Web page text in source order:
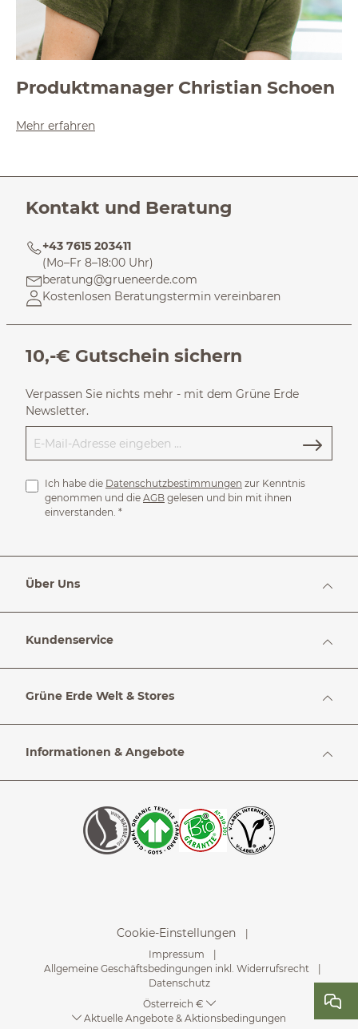
Produktmanager Christian Schoen
Mehr erfahren
Kontakt und Beratung
+43 7615 203411
(Mo–Fr 8–18:00 Uhr)
beratung@grueneerde.com
Kostenlosen Beratungstermin vereinbaren
10,-€ Gutschein sichern
Verpassen Sie nichts mehr - mit dem Grüne Erde
Newsletter.
Ich habe die Datenschutzbestimmungen zur Kenntnis
genommen und die AGB gelesen und bin mit ihnen
einverstanden. *
Über Uns
Kundenservice
Grüne Erde Welt & Stores
Informationen & Angebote
Aktuelle Angebote & Aktionsbedingungen
Cookie-Einstellungen
Impressum
Allgemeine Geschäftsbedingungen inkl. Widerrufsrecht
Datenschutz
Österreich €